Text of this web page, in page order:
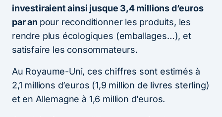
investiraient ainsi jusque 3,4 millions d’euros
par an pour reconditionner les produits, les
rendre plus écologiques (emballages…), et
satisfaire les consommateurs.
Au Royaume-Uni, ces chiffres sont estimés à
2,1 millions d’euros (1,9 million de livres sterling)
et en Allemagne à 1,6 million d’euros.